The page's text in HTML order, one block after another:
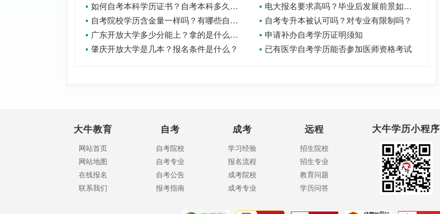
如何自考本科学历证书？自考本科多久能毕业？
电大报名要求高吗？毕业后发展前景如何？
自考院校学历含金量一样吗？有哪些自考院校？
自考专升本被认可吗？对专业有限制吗？
广东开放大学多少分能上？拿的是什么学历？
申请补办自考学历证明须知
肇庆开放大学是几本？报名条件是什么？
已有医学自考学历能否参加医师资格考试
大牛教育
网站首页
网站地图
在线报名
联系我们
自考
自考院校
自考专业
自考公告
报考指南
成考
学习经验
报名流程
成考院校
成考专业
远程
招生院校
招生专业
教育问题
学历问答
大牛学历小程序